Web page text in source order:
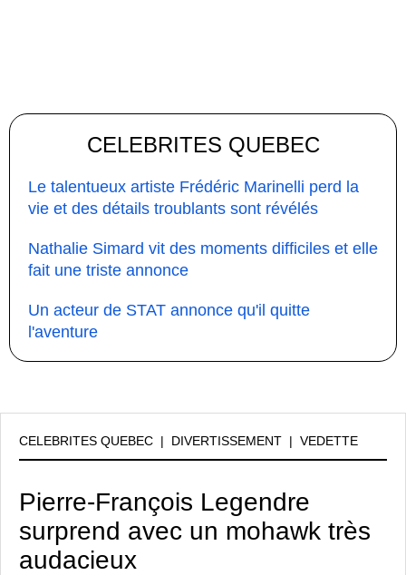
CELEBRITES QUEBEC
Le talentueux artiste Frédéric Marinelli perd la
vie et des détails troublants sont révélés
Nathalie Simard vit des moments difficiles et elle
fait une triste annonce
Un acteur de STAT annonce qu'il quitte
l'aventure
CELEBRITES QUEBEC | DIVERTISSEMENT | VEDETTE
Pierre-François Legendre
surprend avec un mohawk très
audacieux